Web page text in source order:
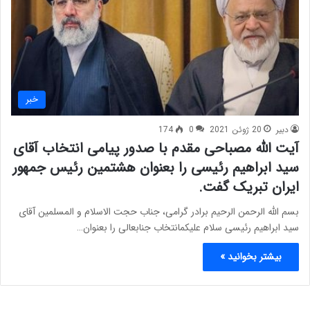
خبر
دبیر 20 ژوئن 2021 0
174
آیت الله مصباحی مقدم با صدور پیامی انتخاب آقای
سید ابراهیم رئیسی را بعنوان هشتمین رئیس جمهور
ایران تبریک گفت.
بسم الله الرحمن الرحیم برادر گرامی، جناب حجت الاسلام و المسلمین آقای
سید ابراهیم رئیسی سلام علیکمانتخاب جنابعالی را بعنوان…
بیشتر بخوانید »